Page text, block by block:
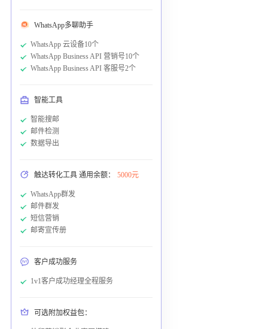
WhatsApp多聊助手
WhatsApp 云设备10个
WhatsApp Business API 营销号10个
WhatsApp Business API 客服号2个
智能工具
智能搜邮
邮件检测
数据导出
触达转化工具 通用余额： 5000元
WhatsApp群发
邮件群发
短信营销
邮寄宣传册
客户成功服务
1v1客户成功经理全程服务
可选附加权益包：